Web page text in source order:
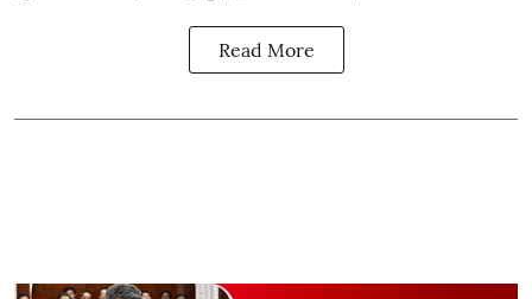
Read More